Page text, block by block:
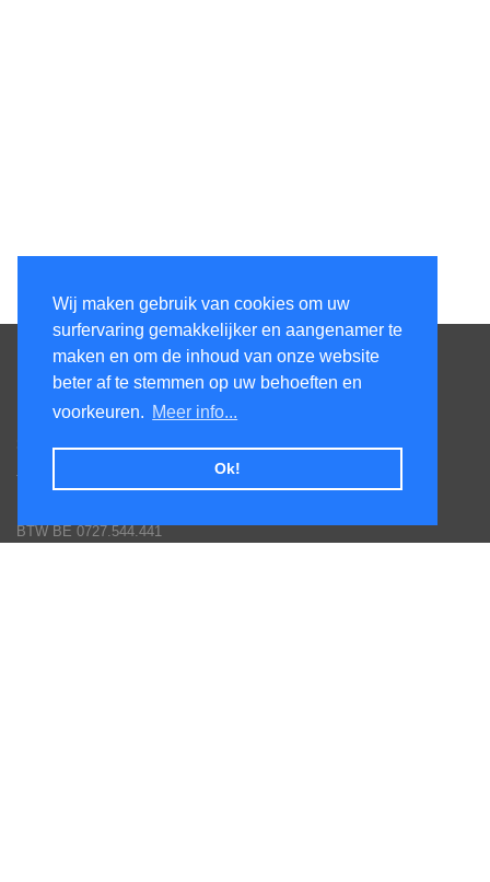
Wij maken gebruik van cookies om uw
surfervaring gemakkelijker en aangenamer te
maken en om de inhoud van onze website
beter af te stemmen op uw behoeften en
voorkeuren. Meer info...
Ok!
Contacteer ons
Honsdonkstraat 25A
3120 Tremelo
Tel. 016/60.93.00 - 0475/620.520
BTW BE 0727.544.441